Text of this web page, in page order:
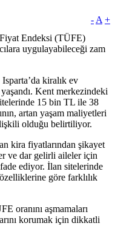
- A +
Endeksi (TÜFE)
uygulayabileceği zam
kiralık ev
Kent merkezindeki
15 bin TL ile 38
artan yaşam maliyetleri
olduğu belirtiliyor.
kira fiyatlarından şikayet
ve dar gelirli aileler için
ediyor. İlan sitelerinde
göre farklılık
oranını aşmamaları
korumak için dikkatli